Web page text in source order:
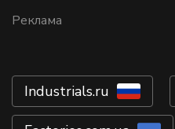
Реклама
Industrials.ru